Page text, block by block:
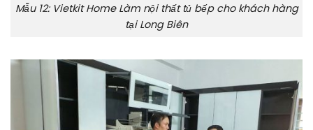
Mẫu 12: Vietkit Home Làm nội thất tủ bếp cho khách hàng
tại Long Biên